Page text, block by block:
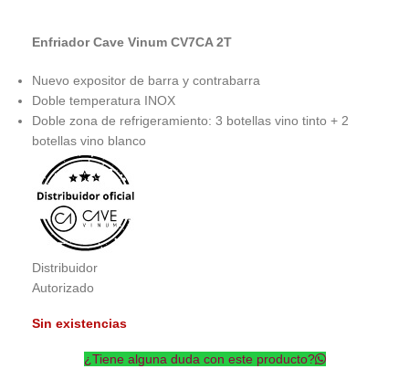
Enfriador Cave Vinum CV7CA 2T
Nuevo expositor de barra y contrabarra
Doble temperatura INOX
Doble zona de refrigeramiento: 3 botellas vino tinto + 2
botellas vino blanco
Distribuidor
Autorizado
Sin existencias
¿Tiene alguna duda con este producto?